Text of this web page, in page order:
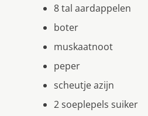
8 tal aardappelen
boter
muskaatnoot
peper
scheutje azijn
2 soeplepels suiker